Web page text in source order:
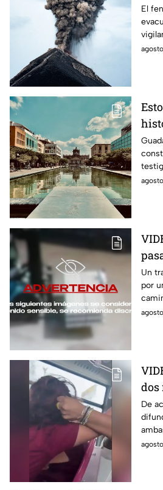
El
que
una
una
Un
por
de
dos
De